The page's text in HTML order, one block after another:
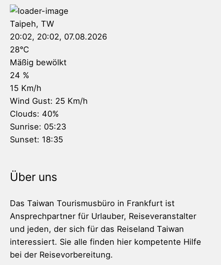
Taipeh, TW
20:02, 20:02, 07.08.2026
28°C
Mäßig bewölkt
24 %
15 Km/h
Wind Gust: 25 Km/h
Clouds: 40%
Sunrise: 05:23
Sunset: 18:35
Über uns
Das Taiwan Tourismusbüro in Frankfurt ist
Ansprechpartner für Urlauber, Reiseveranstalter
und jeden, der sich für das Reiseland Taiwan
interessiert. Sie alle finden hier kompetente Hilfe
bei der Reisevorbereitung.